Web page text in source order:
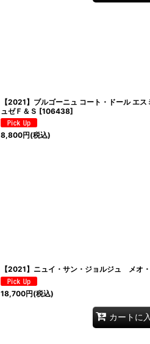
【2021】ブルゴーニュ コート・ドール エ
ュゼＦ＆Ｓ [106438]
8,800円(税込)
【2021】ニュイ・サン・ジョルジュ メオ
18,700円(税込)
カートに